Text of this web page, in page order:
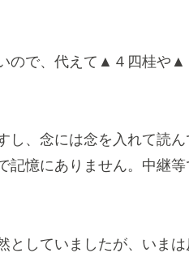
ので、代えて▲４四桂や
し、念には念を入れて読
記憶にありません。中継
としていましたが、いま